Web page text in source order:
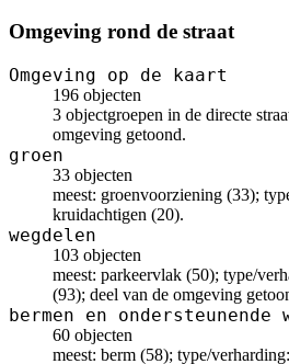
Omgeving rond de straat
Omgeving op de kaart
196 objecten
3 objectgroepen in de directe
omgeving getoond.
groen
33 objecten
meest: groenvoorziening (33);
kruidachtigen (20).
wegdelen
103 objecten
meest: parkeervlak (50); type/
(93); deel van de omgeving
bermen en ondersteunende
60 objecten
meest: berm (58); type/